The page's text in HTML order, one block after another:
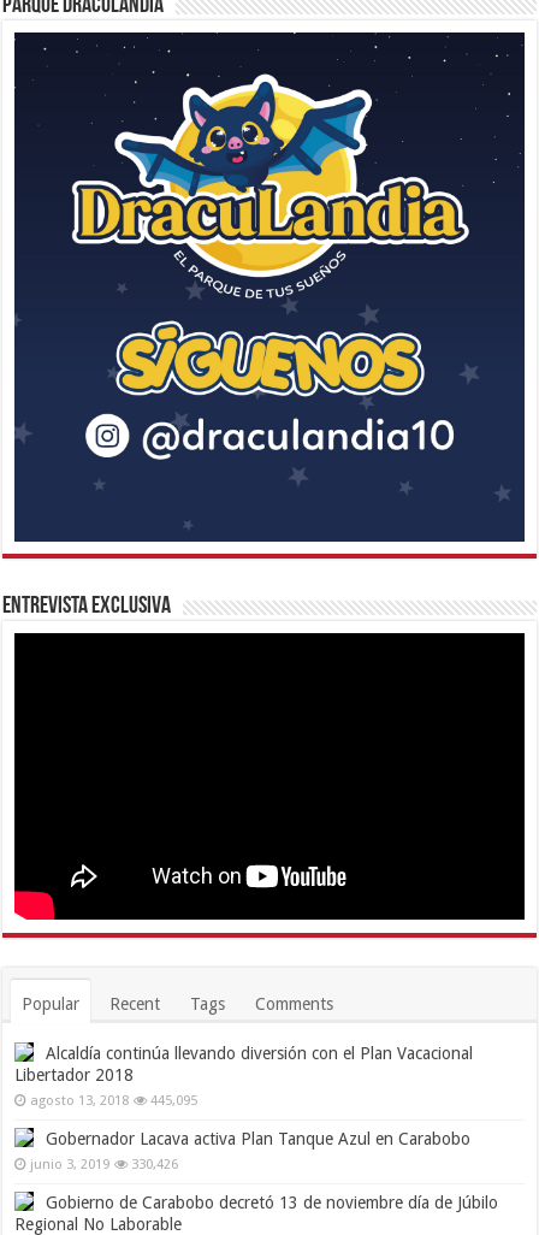
Parque Draculandia
Entrevista Exclusiva
Popular Recent Tags Comments
Alcaldía continúa llevando diversión con el Plan Vacacional
Libertador 2018
agosto 13, 2018 445,095
Gobernador Lacava activa Plan Tanque Azul en Carabobo
junio 3, 2019 330,426
Gobierno de Carabobo decretó 13 de noviembre día de Júbilo
Regional No Laborable